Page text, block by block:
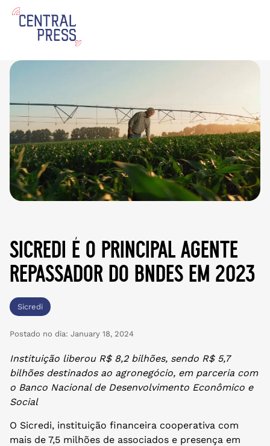
sicredi é o principal agente
repassador do bndes em 2023
Sicredi
Postado no dia: January 18, 2024
Instituição liberou R$ 8,2 bilhões, sendo R$ 5,7
bilhões destinados ao agronegócio, em parceria com
o Banco Nacional de Desenvolvimento Econômico e
Social
O Sicredi, instituição financeira cooperativa com
mais de 7,5 milhões de associados e presença em